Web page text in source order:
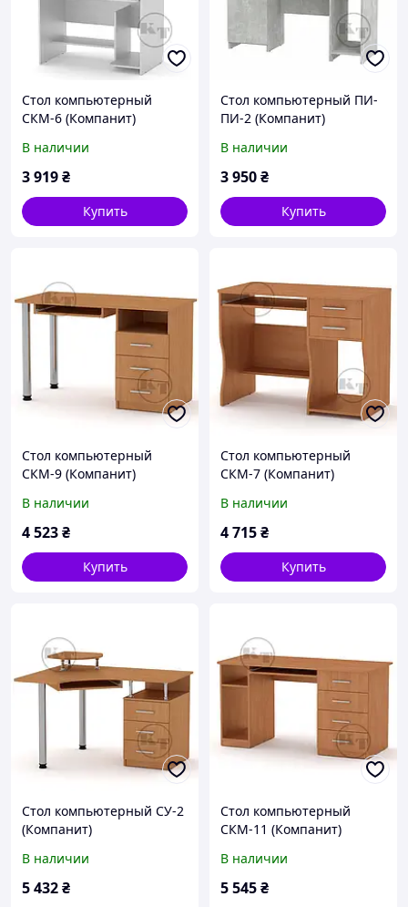
Стол компьютерный
СКМ-6 (Компанит)
В наличии
3 919₴
Купить
Стол компьютерный ПИ-
ПИ-2 (Компанит)
В наличии
3 950₴
Купить
Стол компьютерный
СКМ-9 (Компанит)
В наличии
4 523₴
Купить
Стол компьютерный
СКМ-7 (Компанит)
В наличии
4 715₴
Купить
Стол компьютерный СУ-2
(Компанит)
В наличии
5 432₴
Стол компьютерный
СКМ-11 (Компанит)
В наличии
5 545₴